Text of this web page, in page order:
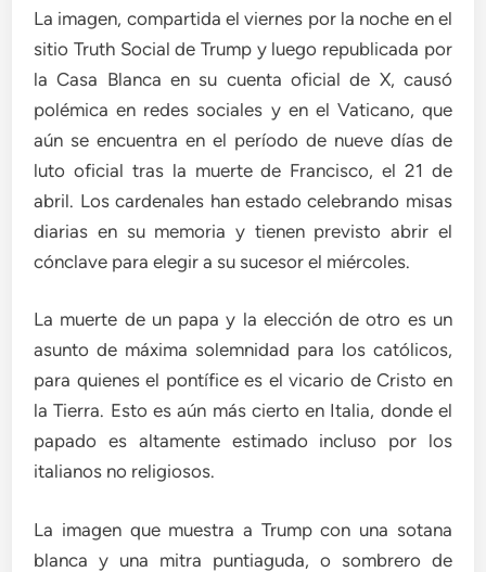
La imagen, compartida el viernes por la noche en el
sitio Truth Social de Trump y luego republicada por
la Casa Blanca en su cuenta oficial de X, causó
polémica en redes sociales y en el Vaticano, que
aún se encuentra en el período de nueve días de
luto oficial tras la muerte de Francisco, el 21 de
abril. Los cardenales han estado celebrando misas
diarias en su memoria y tienen previsto abrir el
cónclave para elegir a su sucesor el miércoles.
La muerte de un papa y la elección de otro es un
asunto de máxima solemnidad para los católicos,
para quienes el pontífice es el vicario de Cristo en
la Tierra. Esto es aún más cierto en Italia, donde el
papado es altamente estimado incluso por los
italianos no religiosos.
La imagen que muestra a Trump con una sotana
blanca y una mitra puntiaguda, o sombrero de